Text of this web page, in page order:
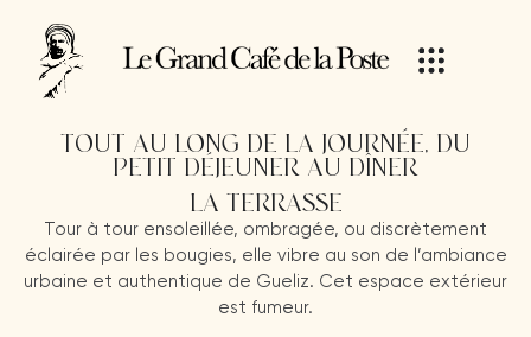
TOUT AU LONG DE LA JOURNÉE, DU
PETIT-DÉJEUNER AU DÎNER
LA TERRASSE
Tour à tour ensoleillée, ombragée, ou discrètement
éclairée par les bougies, elle vibre au son de l’ambiance
urbaine et authentique de Gueliz. Cet espace extérieur
est fumeur.